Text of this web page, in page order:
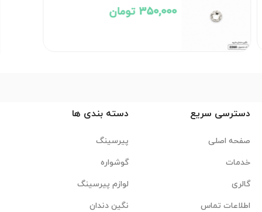
350,000 تومان
دسترسی سریع
صفحه اصلی
خدمات
گالری
اطلاعات تماس
دسته بندی ها
پیرسینگ
گوشواره
لوازم پیرسینگ
نگین دندان